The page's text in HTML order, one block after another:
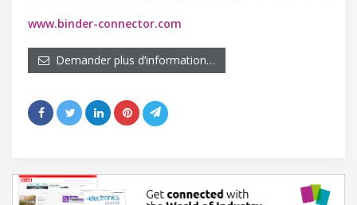
www.binder-connector.com
Demander plus d’information…